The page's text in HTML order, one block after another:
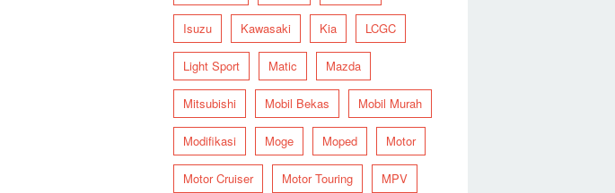
Isuzu Kawasaki Kia LCGC
Light Sport Matic Mazda
Mitsubishi Mobil Bekas Mobil Murah
Modifikasi Moge Moped Motor
Motor Cruiser Motor Touring MPV